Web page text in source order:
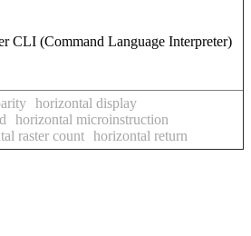
CLI (Command Language Interpreter)
horizontal display
horizontal microinstruction
raster count horizontal return